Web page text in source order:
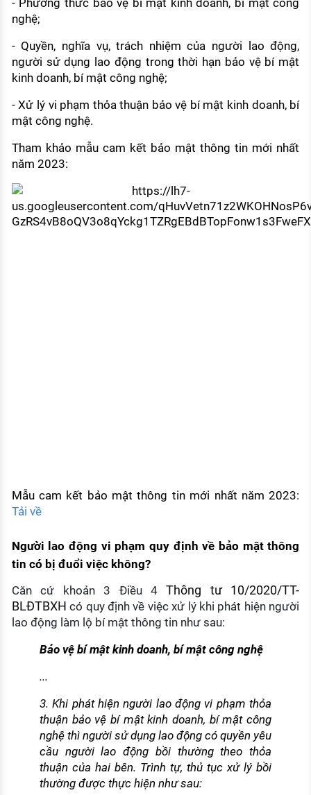
- Phương thức bảo vệ bí mật kinh doanh, bí mật công
nghệ;
- Quyền, nghĩa vụ, trách nhiệm của người lao động,
người sử dụng lao động trong thời hạn bảo vệ bí mật
kinh doanh, bí mật công nghệ;
- Xử lý vi phạm thỏa thuận bảo vệ bí mật kinh doanh, bí
mật công nghệ.
Tham khảo mẫu cam kết bảo mật thông tin mới nhất
năm 2023:
Mẫu cam kết bảo mật thông tin mới nhất năm 2023:
Tải về
Người lao động vi phạm quy định về bảo mật thông
tin có bị đuổi việc không?
Căn cứ khoản 3 Điều 4Thông tư 10/2020/TT-
BLĐTBXH có quy định về việc xử lý khi phát hiện người
lao động làm lộ bí mật thông tin như sau:
Bảo vệ bí mật kinh doanh, bí mật công nghệ
...
3. Khi phát hiện người lao động vi phạm thỏa
thuận bảo vệ bí mật kinh doanh, bí mật công
nghệ thì người sử dụng lao động có quyền yêu
cầu người lao động bồi thường theo thỏa
thuận của hai bên. Trình tự, thủ tục xử lý bồi
thường được thực hiện như sau: